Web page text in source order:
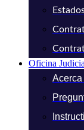
Oficina
Acerca